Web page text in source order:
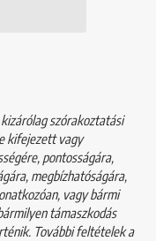
szórakoztatási
kifejezett vagy
pontosságára,
megbízhatóságára,
vagy bármi
támaszkodás
További feltételek a